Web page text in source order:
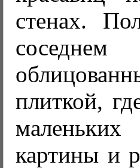
стенах.
плиткой,
маленьких
картины и